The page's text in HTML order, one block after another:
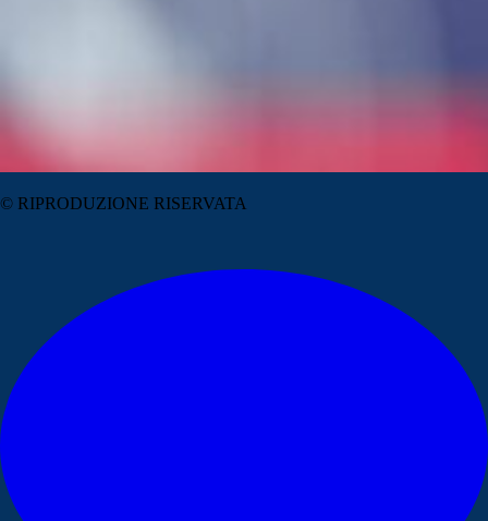
© RIPRODUZIONE RISERVATA